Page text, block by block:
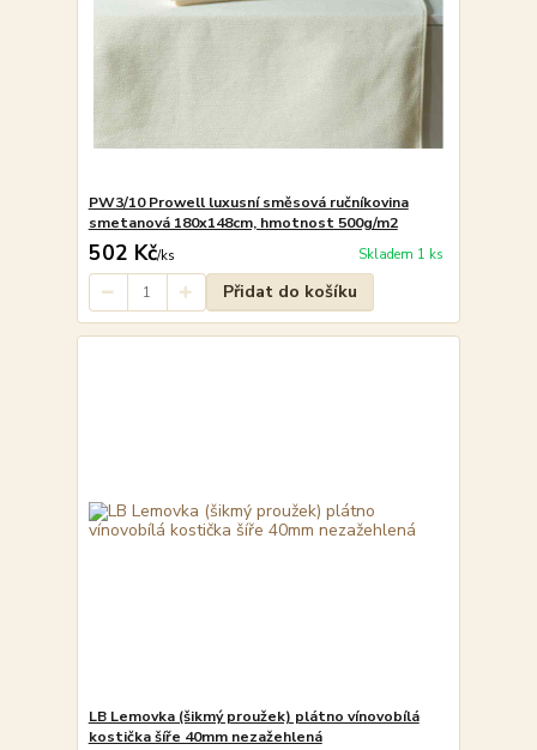
PW3/10 Prowell luxusní směsová ručníkovina
smetanová 180x148cm, hmotnost 500g/m2
502 Kč/ks Skladem 1 ks
Přidat do košíku
LB Lemovka (šikmý proužek) plátno vínovobílá
kostička šíře 40mm nezažehlená